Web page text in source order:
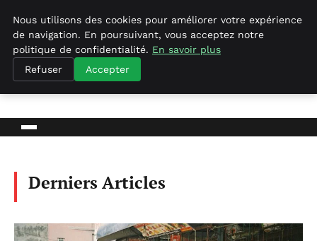
Agence-referencement-seo.com
Derniers Articles
Nous utilisons des cookies pour améliorer votre expérience
de navigation. En poursuivant, vous acceptez notre
politique de confidentialité. En savoir plus
Refuser
Accepter